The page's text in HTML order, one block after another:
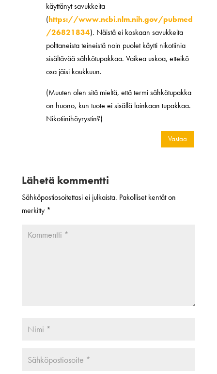
käyttänyt savukkeita
(https://www.ncbi.nlm.nih.gov/pubmed
/26821834). Näistä ei koskaan savukkeita
polttaneista teineistä noin puolet käytti nikotiinia
sisältävää sähkötupakkaa. Vaikea uskoa, etteikö
osa jäisi koukkuun.
(Muuten olen sitä mieltä, että termi sähkötupakka
on huono, kun tuote ei sisällä lainkaan tupakkaa.
Nikotiinihöyrystin?)
Vastaa
Lähetä kommentti
Sähköpostiosoitettasi ei julkaista. Pakolliset kentät on
merkitty *